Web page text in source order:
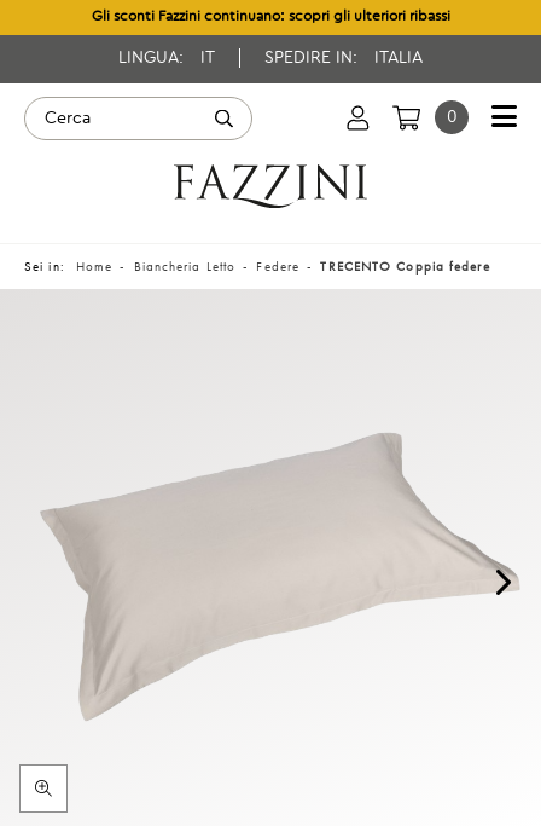
Gli sconti Fazzini continuano: scopri gli ulteriori ribassi
LINGUA: SPEDIRE IN: ITALIA
0
Sei in: Home Biancheria Letto Federe TRECENTO Coppia federe